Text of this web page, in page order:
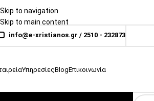
Skip to navigation
Skip to main content
info@e-xristianos.gr / 2510 - 232873
ΥπηρεσίεςBlogΕπικοινωνία